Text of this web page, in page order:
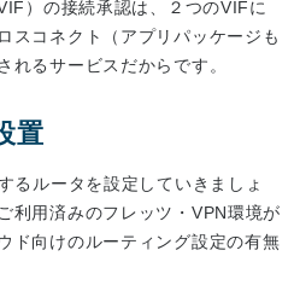
）の接続承認は、２つのVIFに
スコネクト（アプリパッケージも
れるサービスだからです。
置
るルータを設定していきましょ
利用済みのフレッツ・VPN環境が
ド向けのルーティング設定の有無